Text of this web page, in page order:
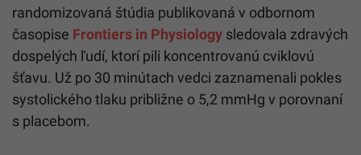
randomizovaná štúdia publikovaná v odbornom
časopise Frontiers in Physiology sledovala zdravých
dospelých ľudí, ktorí pili koncentrovanú cviklovú
šťavu. Už po 30 minútach vedci zaznamenali pokles
systolického tlaku približne o 5,2 mmHg v porovnaní
s placebom.